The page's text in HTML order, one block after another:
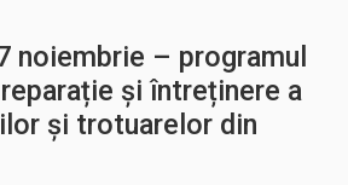
noiembrie – programul
și întreținere a
și trotuarelor din